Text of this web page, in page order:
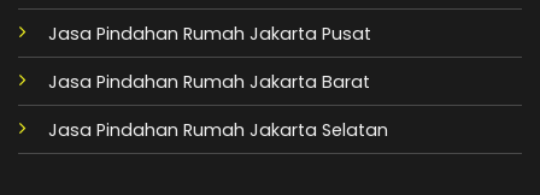
Jasa Pindahan Rumah Jakarta Pusat
Jasa Pindahan Rumah Jakarta Barat
Jasa Pindahan Rumah Jakarta Selatan